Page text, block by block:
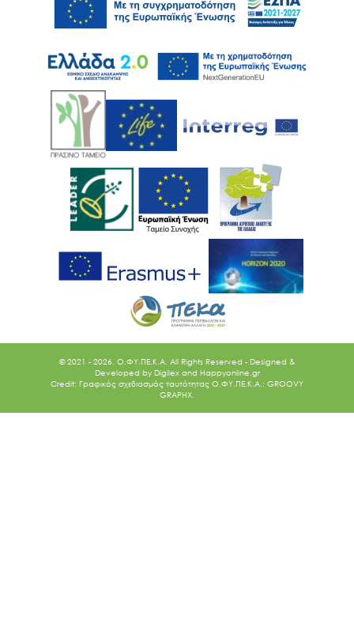
© 2021 - 2026. O.ΦΥ.ΠΕ.Κ.Α. All Rights Reserved - Designed &
Developed by Digilex and Happyonline.gr
Credit: Γραφικός σχεδιασμός ταυτότητας Ο.ΦΥ.ΠΕ.Κ.Α.: GROOVY
GRAPHX.